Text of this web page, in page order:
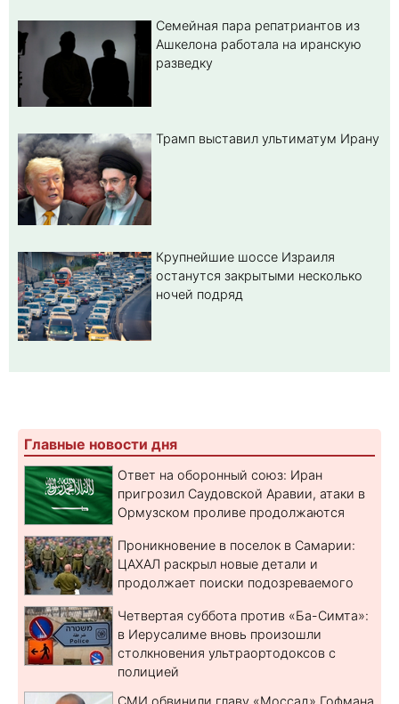
Семейная пара репатриантов из
Ашкелона работала на иранскую
разведку
Трамп выставил ультиматум Ирану
Крупнейшие шоссе Израиля
останутся закрытыми несколько
ночей подряд
Главные новости дня
Ответ на оборонный союз: Иран
пригрозил Саудовской Аравии, атаки в
Ормузском проливе продолжаются
Проникновение в поселок в Самарии:
ЦАХАЛ раскрыл новые детали и
продолжает поиски подозреваемого
Четвертая суббота против «Ба-Симта»:
в Иерусалиме вновь произошли
столкновения ультраортодоксов с
полицией
СМИ обвинили главу «Моссад» Гофмана